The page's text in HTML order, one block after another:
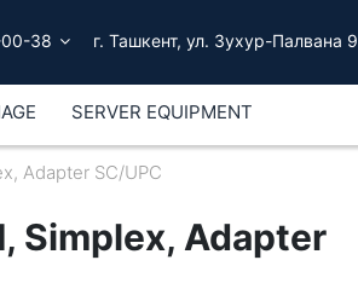
38 г. Ташкент, ул. Зухур-Палвана 9
SERVER EQUIPMENT
Adapter SC/UPC
Simplex, Adapter